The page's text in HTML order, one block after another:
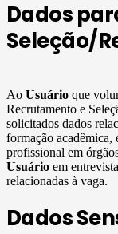
Dados
Seleção/
Ao Usuário que
Recrutamento e
solicitados dados
formação
profissional em
Usuário em
relacionadas à vaga.
Dados